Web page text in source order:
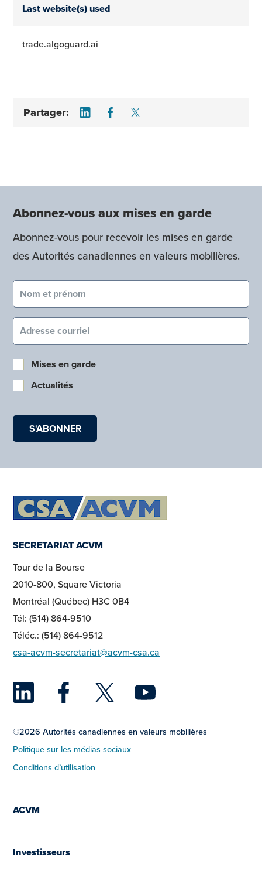
Last website(s) used
trade.algoguard.ai
Partager: Share on LinkedIn
Share on Facebook
Abonnez-vous aux mises en garde
Abonnez-vous pour recevoir les mises en garde
des Autorités canadiennes en valeurs mobilières.
Nom et prénom (obligatoire)
Courriel (obligatoire)
Mises en garde
Actualités
SECRETARIAT ACVM
Tour de la Bourse
2010-800, Square Victoria
Montréal (Québec) H3C 0B4
Tél: (514) 864-9510
Téléc.: (514) 864-9512
csa-acvm-secretariat@acvm-csa.ca
LinkedIn
Facebook
Twitter
©2026 Autorités canadiennes en valeurs mobilières
Politique sur les médias sociaux
Conditions d’utilisation
ACVM
Investisseurs